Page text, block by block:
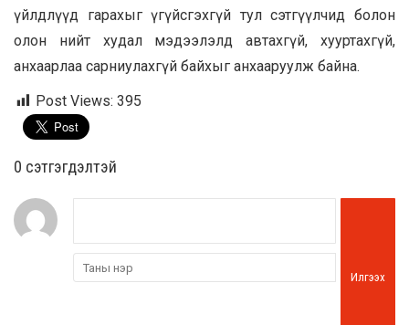
үйлдлүүд гарахыг үгүйсгэхгүй тул сэтгүүлчид болон
олон нийт худал мэдээлэлд автахгүй, хууртахгүй,
анхаарлаа сарниулахгүй байхыг анхааруулж байна.
Post Views: 395
0 cэтгэгдэлтэй
Илгээх